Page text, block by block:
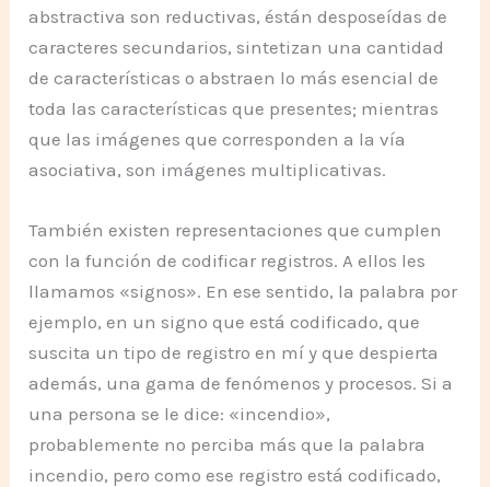
abstractiva son reductivas, éstán desposeídas de
caracteres secundarios, sintetizan una cantidad
de características o abstraen lo más esencial de
toda las características que presentes; mientras
que las imágenes que corresponden a la vía
asociativa, son imágenes multiplicativas.
También existen representaciones que cumplen
con la función de codificar registros. A ellos les
llamamos «signos». En ese sentido, la palabra por
ejemplo, en un signo que está codificado, que
suscita un tipo de registro en mí y que despierta
además, una gama de fenómenos y procesos. Si a
una persona se le dice: «incendio»,
probablemente no perciba más que la palabra
incendio, pero como ese registro está codificado,